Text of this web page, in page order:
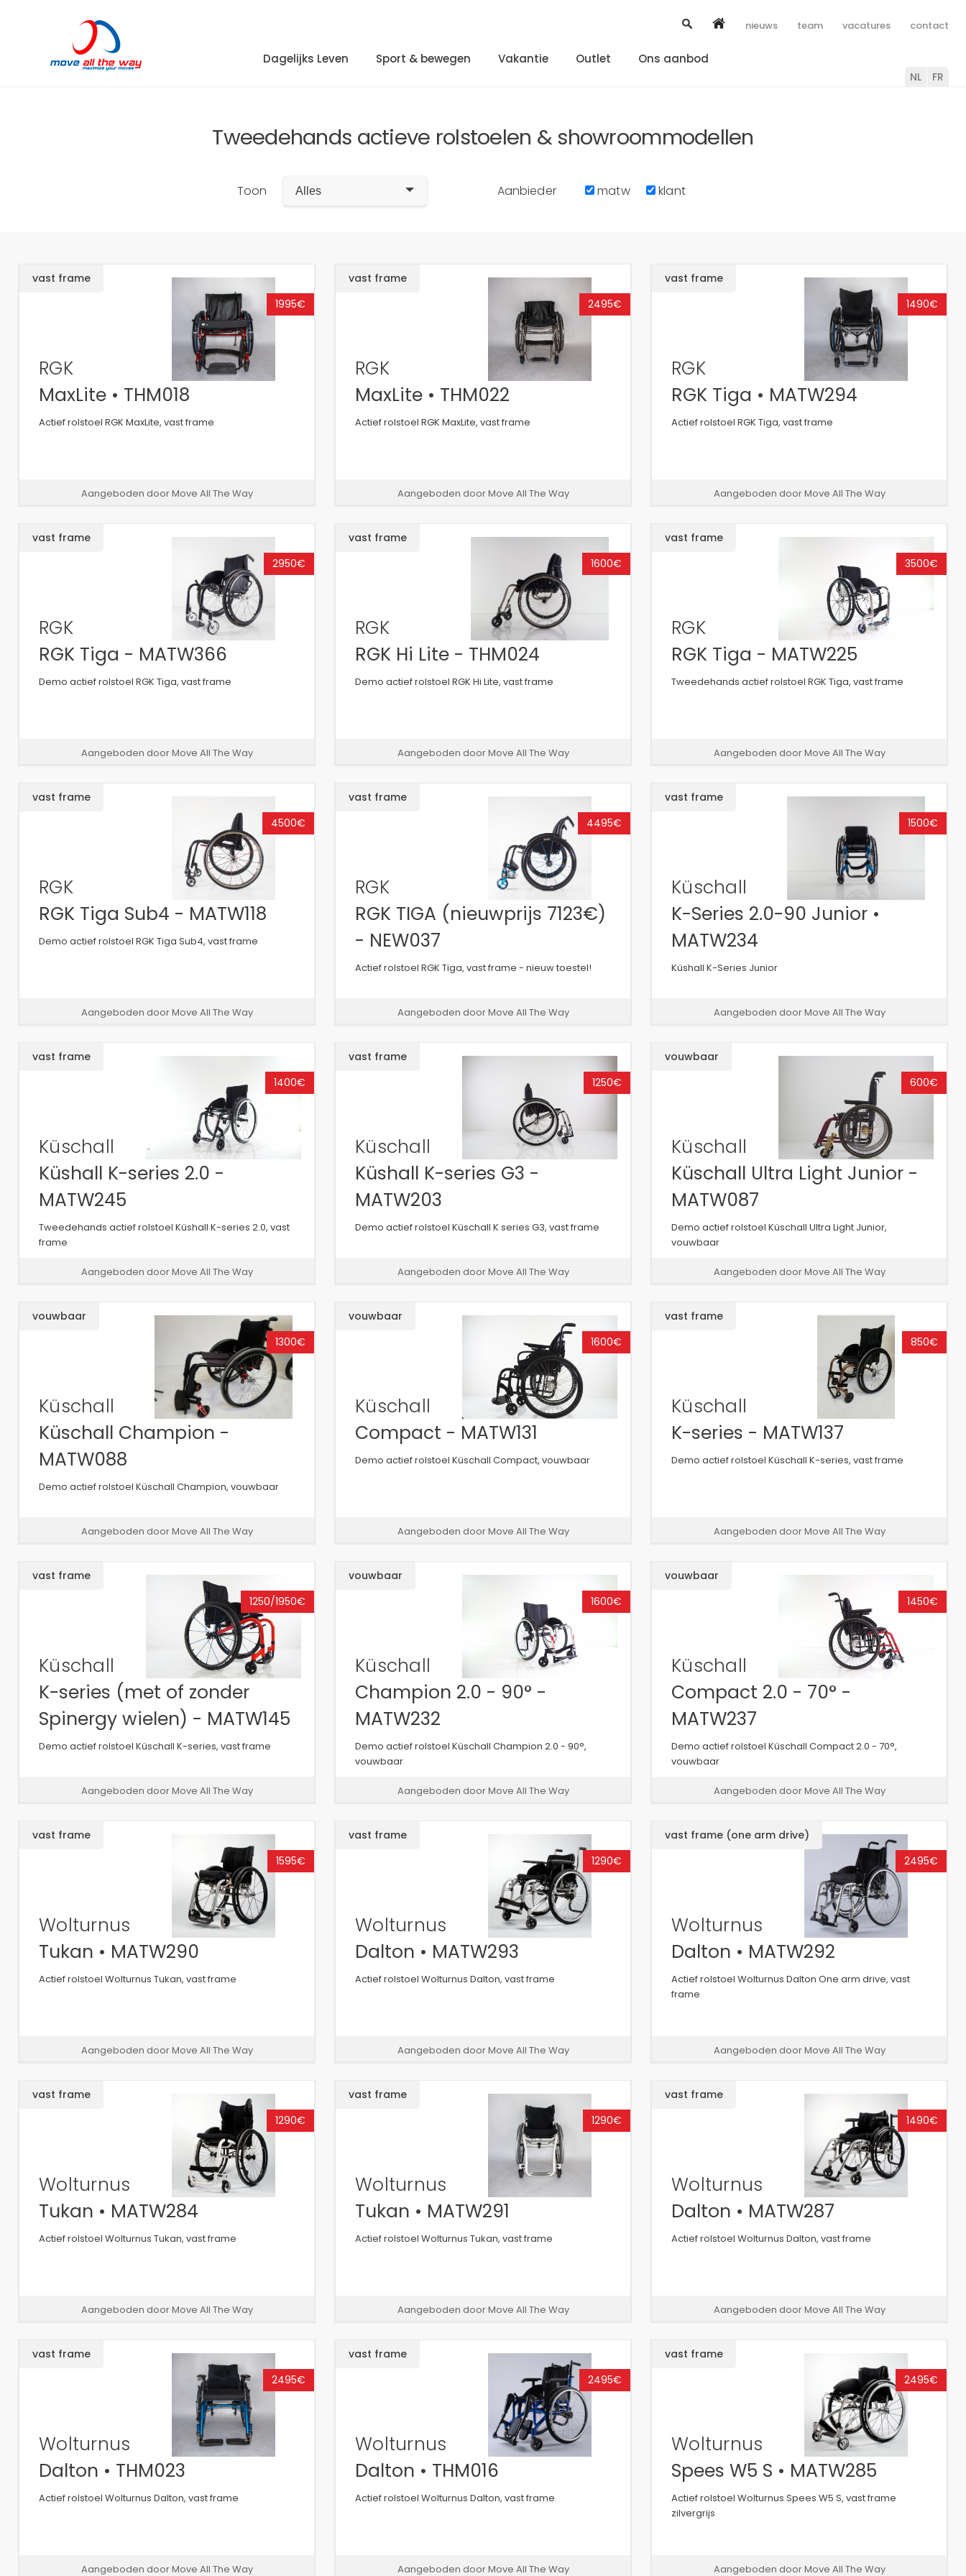
NL FR
Dagelijks Leven Sport & bewegen Vakantie Outlet Ons aanbod
nieuws team vacatures contact
Tweedehands actieve rolstoelen & showroommodellen
Toon Alles Aanbieder matw klant
vast frame
1995€
RGK
MaxLite • THM018
Actief rolstoel RGK MaxLite, vast frame
Aangeboden door Move All The Way
vast frame
2495€
RGK
MaxLite • THM022
Actief rolstoel RGK MaxLite, vast frame
Aangeboden door Move All The Way
vast frame
1490€
RGK
RGK Tiga • MATW294
Actief rolstoel RGK Tiga, vast frame
Aangeboden door Move All The Way
vast frame
2950€
RGK
RGK Tiga - MATW366
Demo actief rolstoel RGK Tiga, vast frame
Aangeboden door Move All The Way
vast frame
1600€
RGK
RGK Hi Lite - THM024
Demo actief rolstoel RGK Hi Lite, vast frame
Aangeboden door Move All The Way
vast frame
3500€
RGK
RGK Tiga - MATW225
Tweedehands actief rolstoel RGK Tiga, vast frame
Aangeboden door Move All The Way
vast frame
4500€
RGK
RGK Tiga Sub4 - MATW118
Demo actief rolstoel RGK Tiga Sub4, vast frame
Aangeboden door Move All The Way
vast frame
4495€
RGK
RGK TIGA (nieuwprijs 7123€)
- NEW037
Actief rolstoel RGK Tiga, vast frame - nieuw toestel!
Aangeboden door Move All The Way
vast frame
1500€
Küschall
K-Series 2.0-90 Junior •
MATW234
Küshall K-Series Junior
Aangeboden door Move All The Way
vast frame
1400€
Küschall
Küshall K-series 2.0 -
MATW245
Tweedehands actief rolstoel Küshall K-series 2.0, vast
frame
Aangeboden door Move All The Way
vast frame
1250€
Küschall
Küshall K-series G3 -
MATW203
Demo actief rolstoel Küschall K series G3, vast frame
Aangeboden door Move All The Way
vouwbaar
600€
Küschall
Küschall Ultra Light Junior -
MATW087
Demo actief rolstoel Küschall Ultra Light Junior,
vouwbaar
Aangeboden door Move All The Way
vouwbaar
1300€
Küschall
Küschall Champion -
MATW088
Demo actief rolstoel Küschall Champion, vouwbaar
Aangeboden door Move All The Way
vouwbaar
1600€
Küschall
Compact - MATW131
Demo actief rolstoel Küschall Compact, vouwbaar
Aangeboden door Move All The Way
vast frame
850€
Küschall
K-series - MATW137
Demo actief rolstoel Küschall K-series, vast frame
Aangeboden door Move All The Way
vast frame
1250/1950€
Küschall
K-series (met of zonder
Spinergy wielen) - MATW145
Demo actief rolstoel Küschall K-series, vast frame
Aangeboden door Move All The Way
vouwbaar
1600€
Küschall
Champion 2.0 - 90° -
MATW232
Demo actief rolstoel Küschall Champion 2.0 - 90°,
vouwbaar
Aangeboden door Move All The Way
vouwbaar
1450€
Küschall
Compact 2.0 - 70° -
MATW237
Demo actief rolstoel Küschall Compact 2.0 - 70°,
vouwbaar
Aangeboden door Move All The Way
vast frame
1595€
Wolturnus
Tukan • MATW290
Actief rolstoel Wolturnus Tukan, vast frame
Aangeboden door Move All The Way
vast frame
1290€
Wolturnus
Dalton • MATW293
Actief rolstoel Wolturnus Dalton, vast frame
Aangeboden door Move All The Way
vast frame (one arm drive)
2495€
Wolturnus
Dalton • MATW292
Actief rolstoel Wolturnus Dalton One arm drive, vast
frame
Aangeboden door Move All The Way
vast frame
1290€
Wolturnus
Tukan • MATW284
Actief rolstoel Wolturnus Tukan, vast frame
Aangeboden door Move All The Way
vast frame
1290€
Wolturnus
Tukan • MATW291
Actief rolstoel Wolturnus Tukan, vast frame
Aangeboden door Move All The Way
vast frame
1490€
Wolturnus
Dalton • MATW287
Actief rolstoel Wolturnus Dalton, vast frame
Aangeboden door Move All The Way
vast frame
2495€
Wolturnus
Dalton • THM023
Actief rolstoel Wolturnus Dalton, vast frame
Aangeboden door Move All The Way
vast frame
2495€
Wolturnus
Dalton • THM016
Actief rolstoel Wolturnus Dalton, vast frame
Aangeboden door Move All The Way
vast frame
2495€
Wolturnus
Spees W5 S • MATW285
Actief rolstoel Wolturnus Spees W5 S, vast frame
zilvergrijs
Aangeboden door Move All The Way